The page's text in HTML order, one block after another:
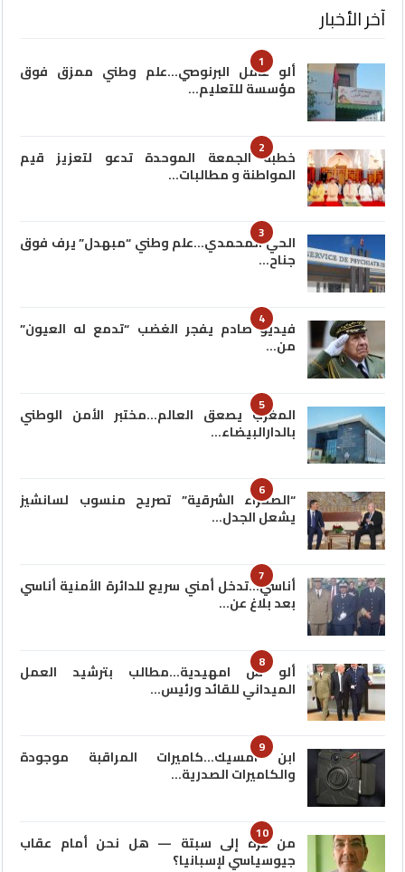
آخر الأخبار
1
ألو عامل البرنوصي…علم وطني ممزق فوق
مؤسسة للتعليم…
2
خطبة الجمعة الموحدة تدعو لتعزيز قيم
المواطنة و مطالبات…
3
الحي المحمدي…علم وطني “مبهدل” يرف فوق
جناح…
4
فيديو صادم يفجر الغضب “تدمع له العيون”
من…
5
المغرب يصعق العالم…مختبر الأمن الوطني
بالدارالبيضاء…
6
“الصحراء الشرقية” تصريح منسوب لسانشيز
يشعل الجدل…
7
أناسي…تدخل أمني سريع للدائرة الأمنية أناسي
بعد بلاغ عن…
8
ألو س امهيدية…مطالب بترشيد العمل
الميداني للقائد ورئيس…
9
ابن امسيك…كاميرات المراقبة موجودة
والكاميرات الصدرية…
10
من غزة إلى سبتة — هل نحن أمام عقاب
جيوسياسي لإسبانيا؟